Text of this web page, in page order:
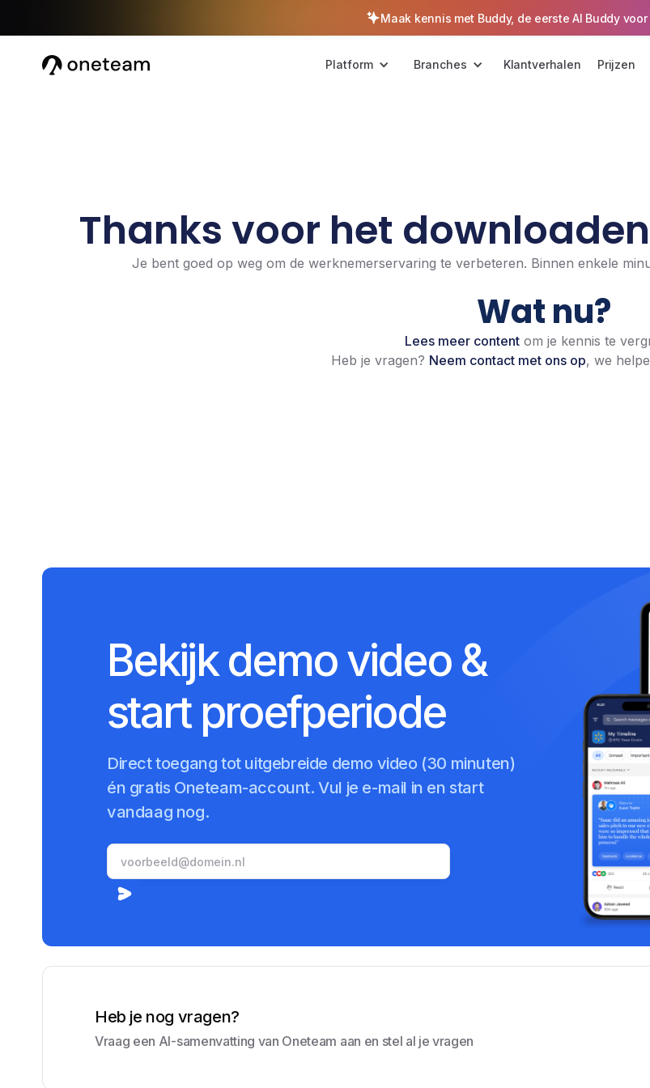
Maak kennis met Buddy, de eerste AI Buddy
Platform Branches Klantverhalen Prijzen
Thanks voor het
Je bent goed op weg om de werknemerservaring te verbeteren. Binnen enkele
Wat nu?
Lees meer contentom je kennis te
Heb je vragen? Neem contact met ons op, we
Bekijk demo video &
start proefperiode
Direct toegang tot uitgebreide demo video (30 minuten)
én gratis Oneteam-account. Vul je e-mail in en start
vandaag nog.
Heb je nog vragen?
Vraag een AI-samenvatting van Oneteam aan en stel al je vragen